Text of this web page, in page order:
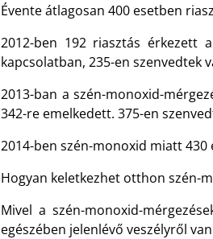
Évente átlagosan 400 esetben
2012-ben 192 riasztás érkezett
kapcsolatban, 235-en szenvedtek
2013-ban a szén-monoxid-
342-re emelkedett. 375-en
2014-ben szén-monoxid miatt
Hogyan keletkezhet otthon szén-
Mivel a szén-monoxid-
egészében jelenlévő veszélyről